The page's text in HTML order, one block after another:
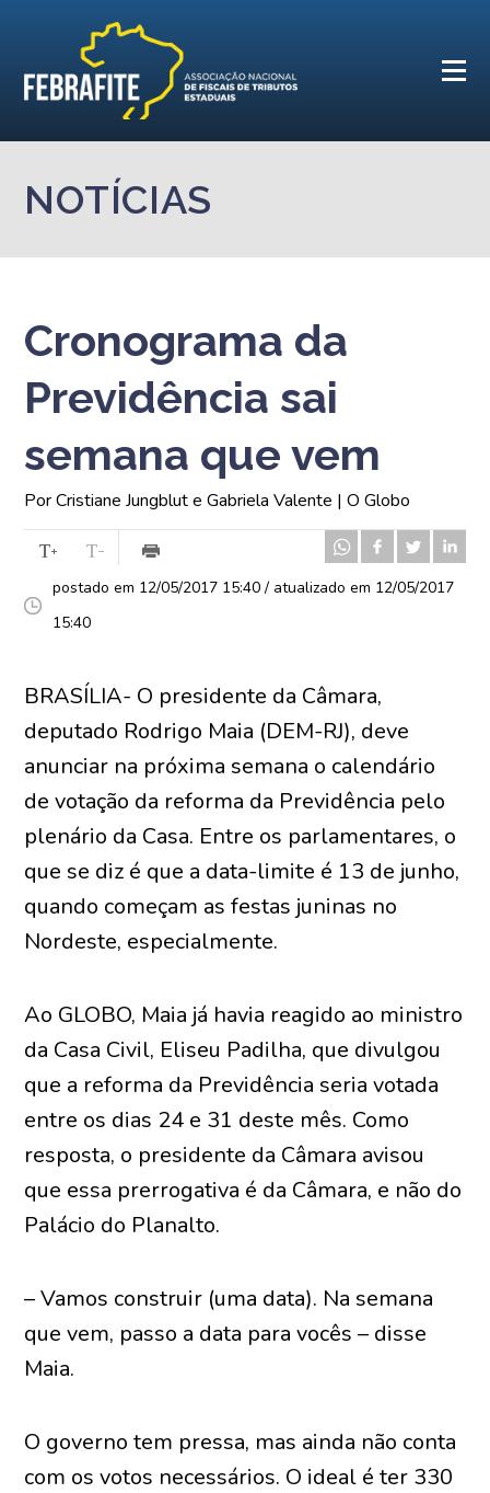
NOTÍCIAS
Cronograma da
Previdência sai
semana que vem
Por Cristiane Jungblut e Gabriela Valente | O Globo
postado em 12/05/2017 15:40 / atualizado em 12/05/2017
15:40
BRASÍLIA- O presidente da Câmara,
deputado Rodrigo Maia (DEM-RJ), deve
anunciar na próxima semana o calendário
de votação da reforma da Previdência pelo
plenário da Casa. Entre os parlamentares, o
que se diz é que a data-limite é 13 de junho,
quando começam as festas juninas no
Nordeste, especialmente.
Ao GLOBO, Maia já havia reagido ao ministro
da Casa Civil, Eliseu Padilha, que divulgou
que a reforma da Previdência seria votada
entre os dias 24 e 31 deste mês. Como
resposta, o presidente da Câmara avisou
que essa prerrogativa é da Câmara, e não do
Palácio do Planalto.
– Vamos construir (uma data). Na semana
que vem, passo a data para vocês – disse
Maia.
O governo tem pressa, mas ainda não conta
com os votos necessários. O ideal é ter 330